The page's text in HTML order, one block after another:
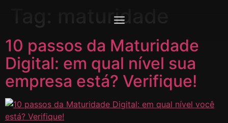
maturidade
10 passos da Maturidade
Digital: em qual nível sua
empresa está? Verifique!